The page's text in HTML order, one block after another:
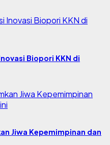
Biopori KKN di
Jiwa Kepemimpinan dan